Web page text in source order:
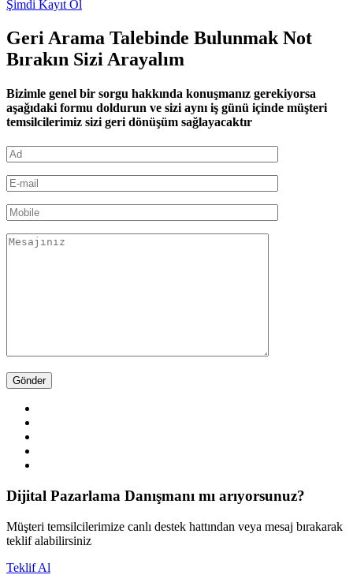
Şimdi Kayıt Ol
Geri Arama Talebinde Bulunmak Not
Bırakın Sizi Arayalım
Bizimle genel bir sorgu hakkında konuşmanız gerekiyorsa
aşağıdaki formu doldurun ve sizi aynı iş günü içinde müşteri
temsilcilerimiz sizi geri dönüşüm sağlayacaktır
Dijital Pazarlama Danışmanı mı arıyorsunuz?
Müşteri temsilcilerimize canlı destek hattından veya mesaj bırakarak
teklif alabilirsiniz
Teklif Al